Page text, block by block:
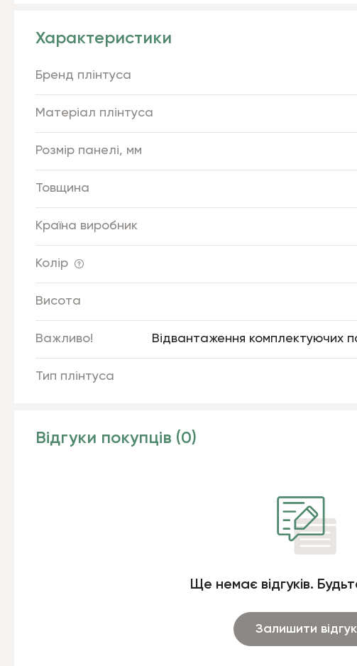
Характеристики
Бренд плінтуса
Матеріал плінтуса
Розмір панелі, мм
Товщина
Країна виробник
Колір
Висота
Важливо! Відвантаження комплектуючих
Тип плінтуса
Відгуки покупців (0)
Ще немає відгуків.
Залишити відгук